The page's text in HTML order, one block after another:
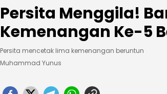
Persita Menggila!
Kemenangan Ke-5
Persita mencetak lima kemenangan beruntun
Muhammad Yunus